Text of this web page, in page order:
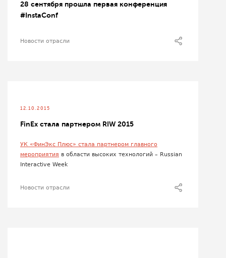
28 сентября прошла первая конференция
#InstaConf
Новости отрасли
12.10.2015
FinEx стала партнером RIW 2015
УК «ФинЭкс Плюс» стала партнером главного
мероприятия в области высоких технологий – Russian
Interactive Week
Новости отрасли